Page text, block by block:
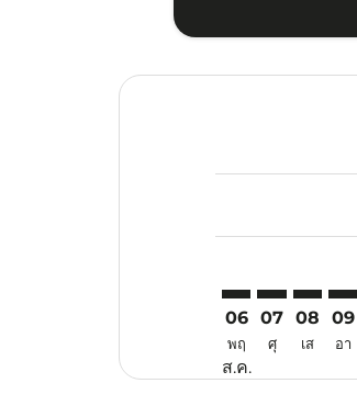
06
พฤ
ส.ค.
07
ศุ
08
เส
09
อา